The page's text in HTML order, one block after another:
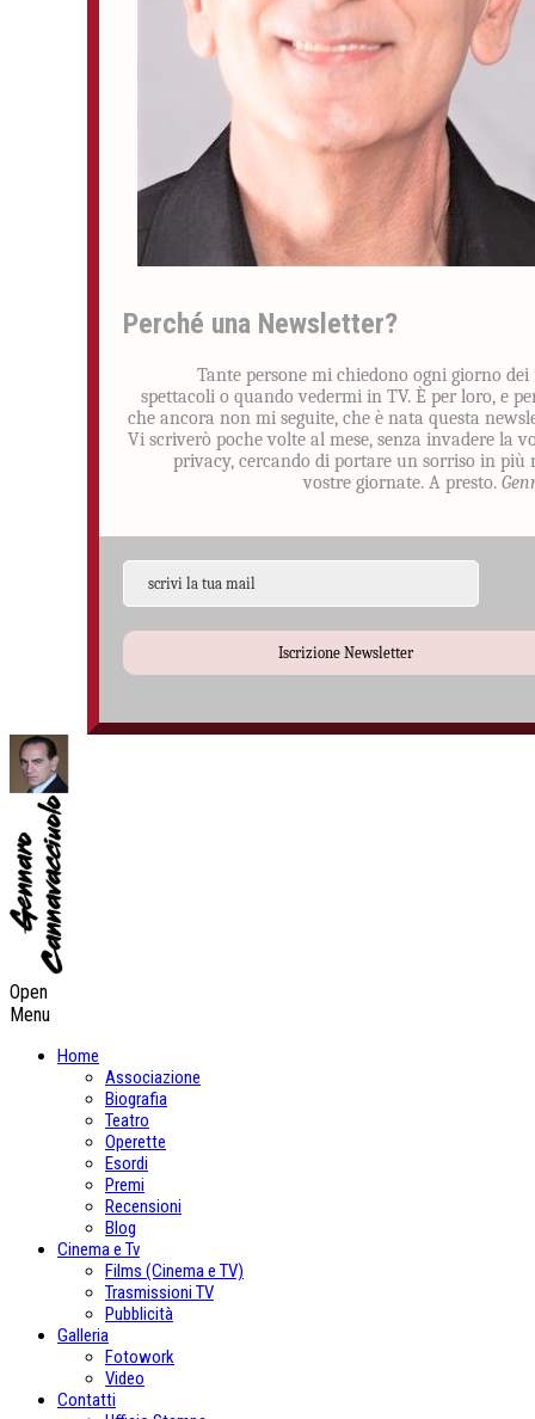
Perché una Newsletter?
Tante persone mi chiedono ogni giorno dei
spettacoli o quando vedermi in TV. È per loro, e
che ancora non mi seguite, che è nata questa
Vi scriverò poche volte al mese, senza invadere la
privacy, cercando di portare un sorriso in più
vostre giornate. A presto.
Iscrizione Newsletter
Open
Menu
Home
Associazione
Biografia
Teatro
Operette
Esordi
Premi
Recensioni
Blog
Cinema e Tv
Films (Cinema e TV)
Trasmissioni TV
Pubblicità
Galleria
Fotowork
Video
Contatti